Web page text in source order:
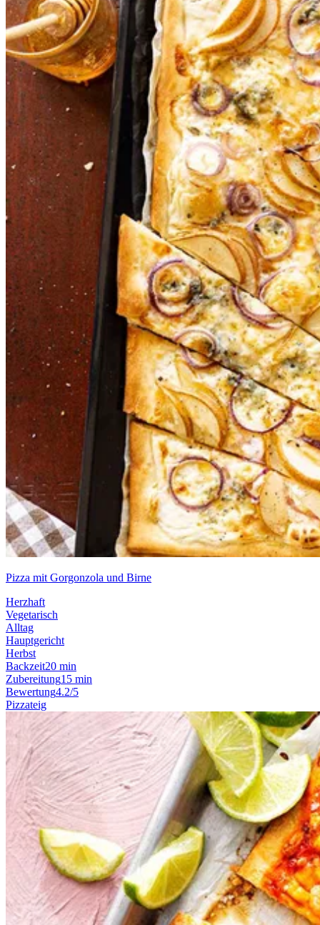
Pizza mit Gorgonzola und Birne
Herzhaft
Vegetarisch
Alltag
Hauptgericht
Herbst
Backzeit20 min
Zubereitung15 min
Bewertung4.2/5
Pizzateig